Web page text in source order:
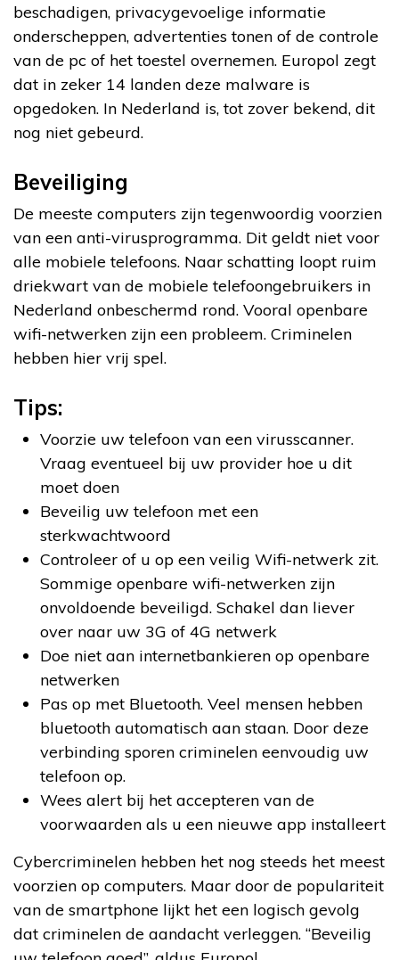
beschadigen, privacygevoelige informatie
onderscheppen, advertenties tonen of de controle
van de pc of het toestel overnemen. Europol zegt
dat in zeker 14 landen deze malware is
opgedoken. In Nederland is, tot zover bekend, dit
nog niet gebeurd.
Beveiliging
De meeste computers zijn tegenwoordig voorzien
van een anti-virusprogramma. Dit geldt niet voor
alle mobiele telefoons. Naar schatting loopt ruim
driekwart van de mobiele telefoongebruikers in
Nederland onbeschermd rond. Vooral openbare
wifi-netwerken zijn een probleem. Criminelen
hebben hier vrij spel.
Tips:
Voorzie uw telefoon van een virusscanner.
Vraag eventueel bij uw provider hoe u dit
moet doen
Beveilig uw telefoon met een
sterkwachtwoord
Controleer of u op een veilig Wifi-netwerk zit.
Sommige openbare wifi-netwerken zijn
onvoldoende beveiligd. Schakel dan liever
over naar uw 3G of 4G netwerk
Doe niet aan internetbankieren op openbare
netwerken
Pas op met Bluetooth. Veel mensen hebben
bluetooth automatisch aan staan. Door deze
verbinding sporen criminelen eenvoudig uw
telefoon op.
Wees alert bij het accepteren van de
voorwaarden als u een nieuwe app installeert
Cybercriminelen hebben het nog steeds het meest
voorzien op computers. Maar door de populariteit
van de smartphone lijkt het een logisch gevolg
dat criminelen de aandacht verleggen. “Beveilig